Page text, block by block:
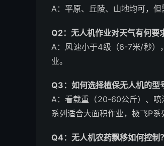
A：平原、丘陵、山地均可，
Q2：无人机作业对天气有何要
A：风速小于4级（6-7米/秒）
业。
Q3：如何选择植保无人机的型
A：看载重（20-60公斤）、喷
系列适合大面积作业，极飞P系
Q4：无人机农药飘移如何控制？